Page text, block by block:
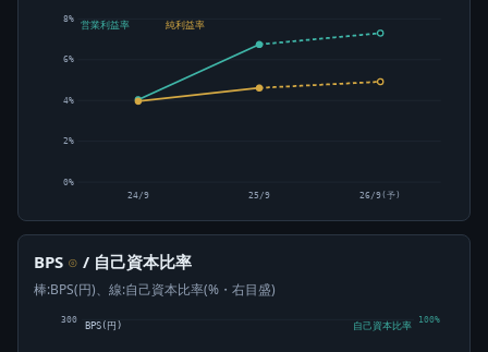
0%
2%
4%
6%
8%
営業利益率 純利益率
24/9 25/9 26/9(予)
BPS ⊙ / 自己資本比率
棒:BPS(円)、線:自己資本比率(%・右目盛)
300 100%
BPS(円) 自己資本比率